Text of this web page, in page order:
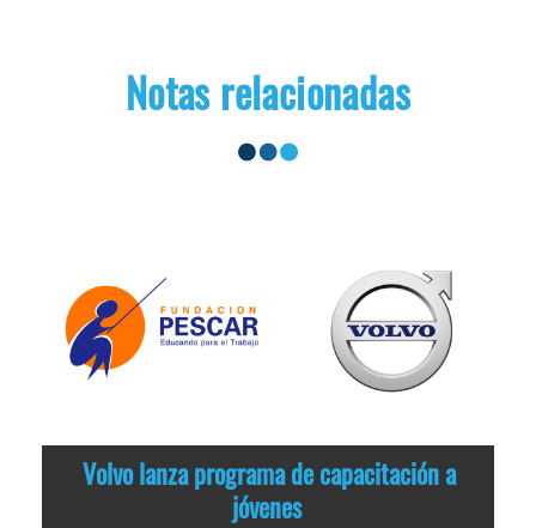
Notas relacionadas
Volvo lanza programa de capacitación a
jóvenes